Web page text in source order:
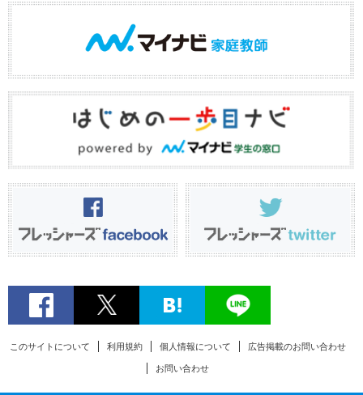
このサイトについて 利用規約 個人情報について 広告掲載のお問い合わせ
お問い合わせ